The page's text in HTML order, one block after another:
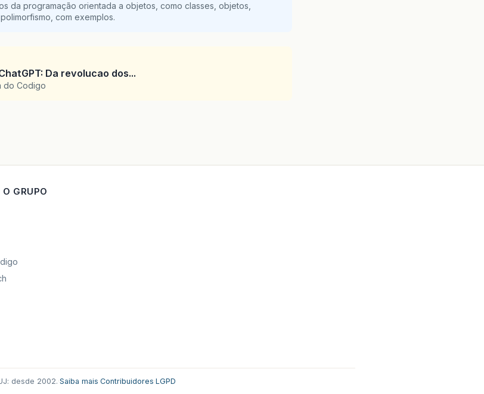
da programação orientada a objetos, como classes, objetos,
com exemplos.
Da revolucao dos...
do Codigo
GRUPO
desde 2002.·Saiba mais·Contribuidores·LGPD